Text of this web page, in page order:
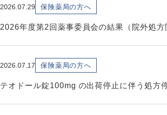
2026.07.29 保険薬局の方へ
2026年度第2回薬事委員会の結果（院外処方
2026.07.17 保険薬局の方へ
テオドール錠100mg の出荷停止に伴う処方